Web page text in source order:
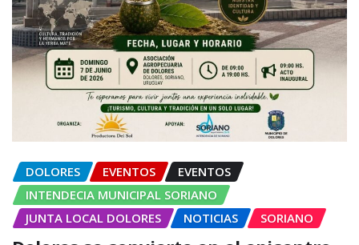
DOLORES EVENTOS
EVENTOS
INTENDECIA MUNICIPAL SORIANO
JUNTA LOCAL DOLORES
NOTICIAS SORIANO